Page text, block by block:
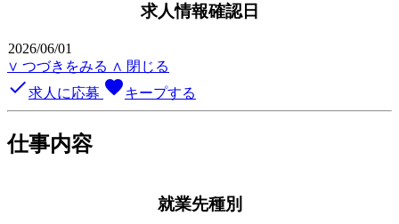
求人情報確認日
2026/06/01
∨ つづきをみる ∧ 閉じる
done求人に応募 favoriteキープする
仕事内容
就業先種別